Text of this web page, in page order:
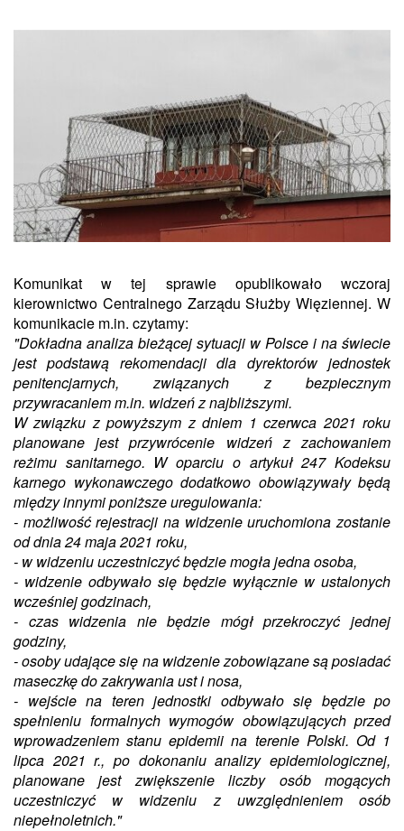
Komunikat w tej sprawie opublikowało wczoraj
kierownictwo Centralnego Zarządu Służby Więziennej. W
komunikacie m.in. czytamy:
"Dokładna analiza bieżącej sytuacji w Polsce i na świecie
jest podstawą rekomendacji dla dyrektorów jednostek
penitencjarnych, związanych z bezpiecznym
przywracaniem m.in. widzeń z najbliższymi.
W związku z powyższym z dniem 1 czerwca 2021 roku
planowane jest przywrócenie widzeń z zachowaniem
reżimu sanitarnego. W oparciu o artykuł 247 Kodeksu
karnego wykonawczego dodatkowo obowiązywały będą
między innymi poniższe uregulowania:
- możliwość rejestracji na widzenie uruchomiona zostanie
od dnia 24 maja 2021 roku,
- w widzeniu uczestniczyć będzie mogła jedna osoba,
- widzenie odbywało się będzie wyłącznie w ustalonych
wcześniej godzinach,
- czas widzenia nie będzie mógł przekroczyć jednej
godziny,
- osoby udające się na widzenie zobowiązane są posiadać
maseczkę do zakrywania ust i nosa,
- wejście na teren jednostki odbywało się będzie po
spełnieniu formalnych wymogów obowiązujących przed
wprowadzeniem stanu epidemii na terenie Polski. Od 1
lipca 2021 r., po dokonaniu analizy epidemiologicznej,
planowane jest zwiększenie liczby osób mogących
uczestniczyć w widzeniu z uwzględnieniem osób
niepełnoletnich."